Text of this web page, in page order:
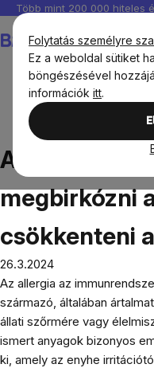
Folytatás személyre
Ez a weboldal sütiket
böngészésével
információk itt.
Ugrás
fő
tartalomhoz
Több mint 200 000 hiteles
Allergia.
csökkenteni a tüneteit?
Allergia.
megbirkózni
csökkenteni
26.3.2024
Az allergia az
származó, általában
állati szőrmére vagy
ismert anyagok bizonyos
ki, amely az enyhe